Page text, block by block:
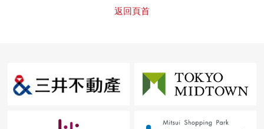
返回頁首